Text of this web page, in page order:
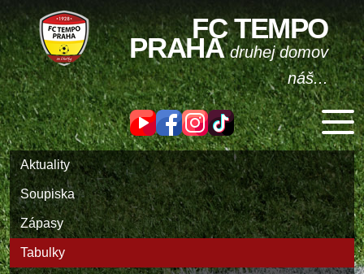
FC TEMPO
PRAHAdruhej domov
náš...
Aktuality
Soupiska
Zápasy
Tabulky